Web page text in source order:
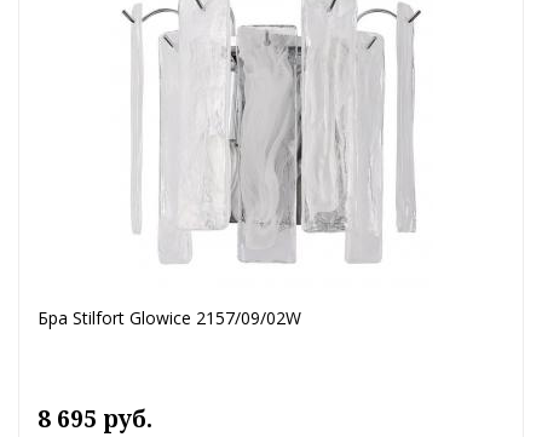
Бра Stilfort Glowice 2157/09/02W
8 695 руб.